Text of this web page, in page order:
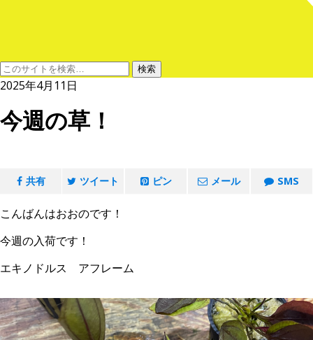
2025年4月11日
今週の草！
共有 ツイート ピン メール SMS
こんばんはおおのです！
今週の入荷です！
エキノドルス アフレーム